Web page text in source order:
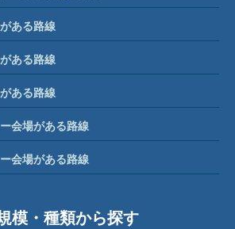
ある路線
ある路線
ある路線
会場がある路線
会場がある路線
模・種類から探す